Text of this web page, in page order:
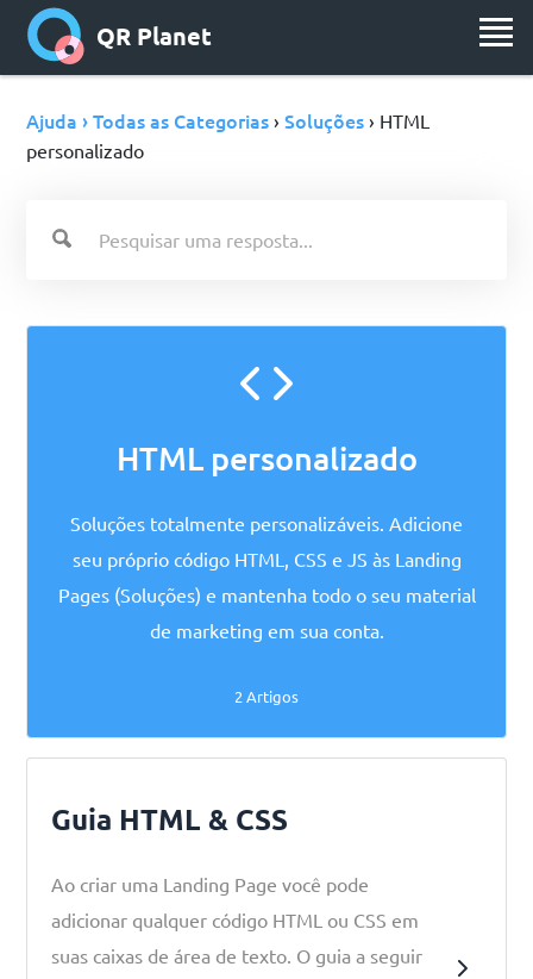
QR Planet
Ajuda › Todas as Categorias ›Soluções › HTML
personalizado
HTML personalizado
Soluções totalmente personalizáveis. Adicione
seu próprio código HTML, CSS e JS às Landing
Pages (Soluções) e mantenha todo o seu material
de marketing em sua conta.
2 Artigos
Guia HTML & CSS
Ao criar uma Landing Page você pode
adicionar qualquer código HTML ou CSS em
suas caixas de área de texto. O guia a seguir